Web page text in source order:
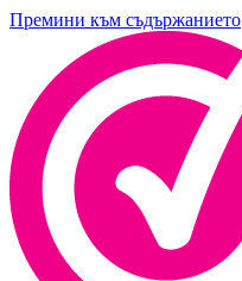
Премини към съдържанието